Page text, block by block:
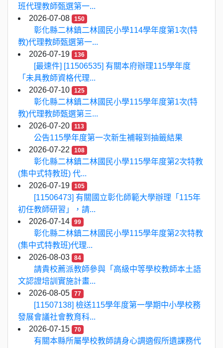
班代理教師甄選第一...
2026-07-08
150
彰化縣二林鎮二林國民小學114學年度第1次(特
教)代理教師甄選第一...
2026-07-19
136
[最速件] [11506535] 有關本府辦理115學年度
「未具教師資格代理...
2026-07-10
125
彰化縣二林鎮二林國民小學115學年度第1次(特
教)代理教師甄選第三...
2026-07-20
113
公告115學年度第一次新生補報到抽籤結果
2026-07-22
108
彰化縣二林鎮二林國民小學115學年度第2次特教
(集中式特教班) 代...
2026-07-19
105
[11506473] 有關國立彰化師範大學辦理「115年
初任教師研習」，請...
2026-07-14
99
彰化縣二林鎮二林國民小學115學年度第2次特教
(集中式特教班)代理...
2026-08-03
84
請貴校薦派教師參與「高級中等學校教師本土語
文認證培訓實施計畫...
2026-08-05
77
[11507138] 檢送115學年度第一學期中小學校務
發展會議社會教育科...
2026-07-15
70
有關本縣所屬學校教師請身心調適假所遺課務代